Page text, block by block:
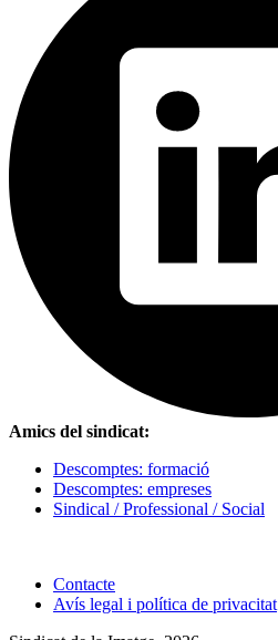
Amics del sindicat:
Descomptes: formació
Descomptes: empreses
Sindical / Professional / Social
Contacte
Avís legal i política de privacitat